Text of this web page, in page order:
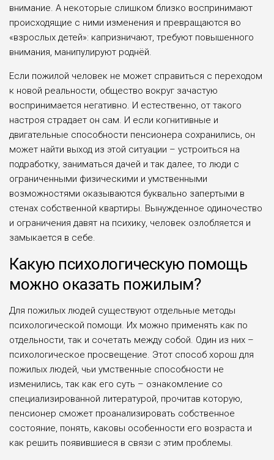
внимание. А некоторые слишком близко воспринимают
происходящие с ними изменения и превращаются во
«взрослых детей»: капризничают, требуют повышенного
внимания, манипулируют роднёй.
Если пожилой человек не может справиться с переходом
к новой реальности, общество вокруг зачастую
воспринимается негативно. И естественно, от такого
настроя страдает он сам. И если когнитивные и
двигательные способности пенсионера сохранились, он
может найти выход из этой ситуации – устроиться на
подработку, заниматься дачей и так далее, то люди с
ограниченными физическими и умственными
возможностями оказываются буквально запертыми в
стенах собственной квартиры. Вынужденное одиночество
и ограничения давят на психику, человек озлобляется и
замыкается в себе.
Какую психологическую помощь
можно оказать пожилым?
Для пожилых людей существуют отдельные методы
психологической помощи. Их можно применять как по
отдельности, так и сочетать между собой. Один из них –
психологическое просвещение. Этот способ хорош для
пожилых людей, чьи умственные способности не
изменились, так как его суть – ознакомление со
специализированной литературой, прочитав которую,
пенсионер сможет проанализировать собственное
состояние, понять, каковы особенности его возраста и
как решить появившиеся в связи с этим проблемы.